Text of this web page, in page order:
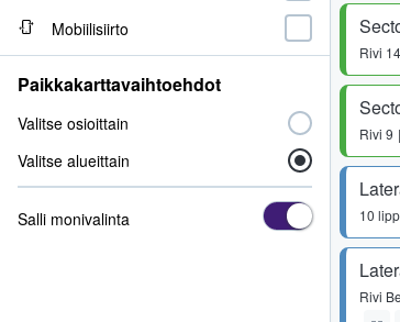
Rivi 14
Rivi 9
10
Rivi
Mobiilisiirto
Paikkakarttavaihtoehdot
Valitse osioittain
Valitse alueittain
Salli monivalinta